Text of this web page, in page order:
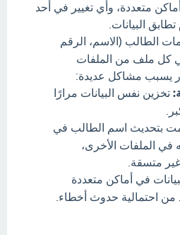
متعددة، وأي تغيير في أحد
البيانات.
الطالب (الاسم، الرقم
كل ملف من الملفات
يسبب مشاكل عديدة:
تخزين نفس البيانات مرارًا
بتحديث اسم الطالب في
في الملفات الأخرى،
متسقة.
في أماكن متعددة
من احتمالية حدوث أخطاء.